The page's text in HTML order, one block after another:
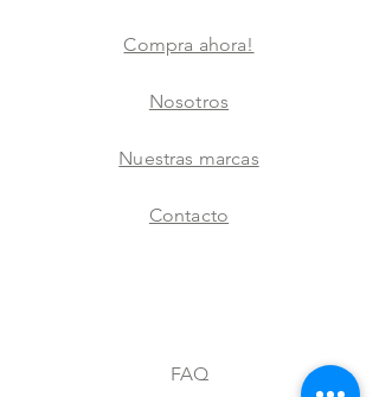
Compra ahora!
Nosotros
Nuestras marcas
Contacto
FAQ